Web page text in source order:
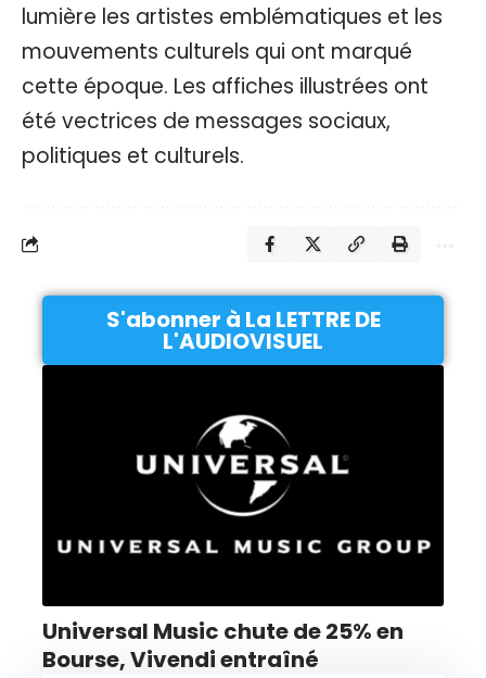
lumière les artistes emblématiques et les
mouvements culturels qui ont marqué
cette époque. Les affiches illustrées ont
été vectrices de messages sociaux,
politiques et culturels.
S'abonner à La LETTRE DE
L'AUDIOVISUEL
Universal Music chute de 25% en
Bourse, Vivendi entraîné